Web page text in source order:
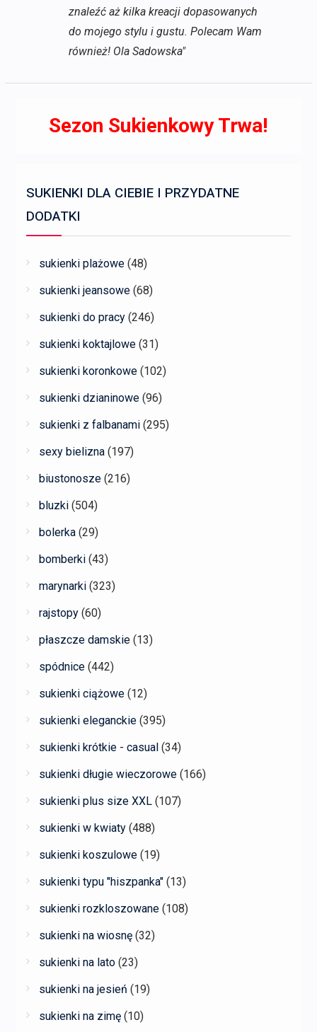
znaleźć aż kilka kreacji dopasowanych
do mojego stylu i gustu. Polecam Wam
również! Ola Sadowska"
Sezon Sukienkowy Trwa!
SUKIENKI DLA CIEBIE I PRZYDATNE
DODATKI
sukienki plażowe (48)
sukienki jeansowe (68)
sukienki do pracy (246)
sukienki koktajlowe (31)
sukienki koronkowe (102)
sukienki dzianinowe (96)
sukienki z falbanami (295)
sexy bielizna (197)
biustonosze (216)
bluzki (504)
bolerka (29)
bomberki (43)
marynarki (323)
rajstopy (60)
płaszcze damskie (13)
spódnice (442)
sukienki ciążowe (12)
sukienki eleganckie (395)
sukienki krótkie - casual (34)
sukienki długie wieczorowe (166)
sukienki plus size XXL (107)
sukienki w kwiaty (488)
sukienki koszulowe (19)
sukienki typu "hiszpanka" (13)
sukienki rozkloszowane (108)
sukienki na wiosnę (32)
sukienki na lato (23)
sukienki na jesień (19)
sukienki na zimę (10)